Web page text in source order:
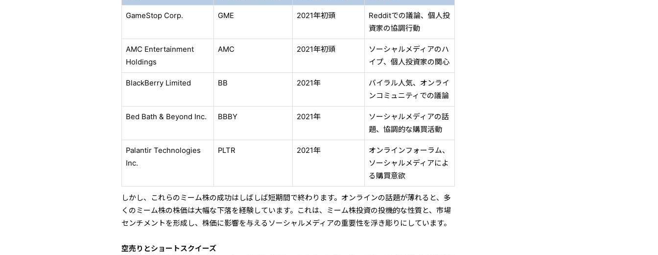
GameStop Corp. GME 2021年初頭
Redditでの議論、個人投
資家の協調行動
AMC Entertainment
Holdings
AMC 2021年初頭
ソーシャルメディアのハ
イプ、個人投資家の関心
BlackBerry Limited BB 2021年
バイラル人気、オンライ
ンコミュニティでの議論
Bed Bath & Beyond Inc. BBBY 2021年
ソーシャルメディアの話
題、協調的な購買活動
Palantir Technologies
Inc.
PLTR 2021年
オンラインフォーラム、
ソーシャルメディアによ
る購買意欲
しかし、これらのミーム株の成功はしばしば短期間で終わります。オンラインの話題が薄れると、多
くのミーム株の株価は大幅な下落を経験しています。これは、ミーム株投資の投機的な性質と、市場
センチメントを形成し、株価に影響を与えるソーシャルメディアの重要性を浮き彫りにしています。
空売りとショートスクイーズ